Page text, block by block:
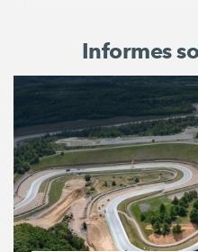
Informes